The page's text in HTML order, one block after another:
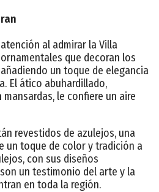
al admirar la Villa
que decoran los
un toque de elegancia
El ático abuhardillado,
le confiere un aire
revestidos de azulejos, una
un toque de color y tradición a
con sus diseños
un testimonio del arte y la
en toda la región.